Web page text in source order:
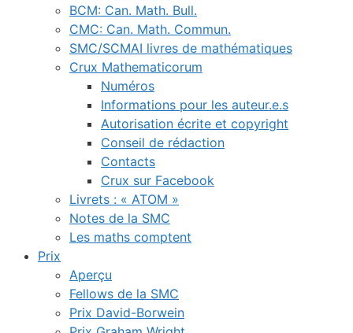
BCM: Can. Math. Bull.
CMC: Can. Math. Commun.
SMC/SCMAI livres de mathématiques
Crux Mathematicorum
Numéros
Informations pour les auteur.e.s
Autorisation écrite et copyright
Conseil de rédaction
Contacts
Crux sur Facebook
Livrets : « ATOM »
Notes de la SMC
Les maths comptent
Prix
Aperçu
Fellows de la SMC
Prix David-Borwein